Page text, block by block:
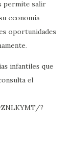
permite salir
economía
oportunidades
infantiles que
el
?